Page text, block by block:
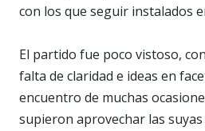
con los que seguir instalados
El partido fue poco vistoso,
falta de claridad e ideas en
encuentro de muchas
supieron aprovechar las